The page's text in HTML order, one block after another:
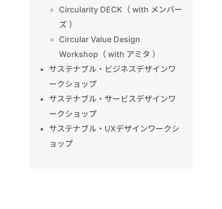
Circularity DECK（ with メンバー
ズ ）
Circular Value Design
Workshop（ with アミタ ）
サステナブル・ビジネスデザインワ
ークショップ
サステナブル・サービスデザインワ
ークショップ
サステナブル・UXデザインワークシ
ョップ